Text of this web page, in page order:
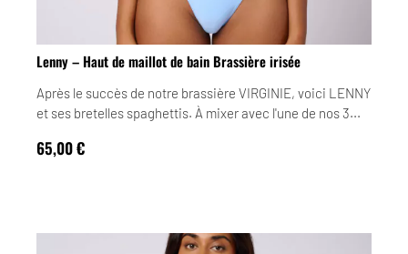
Lenny – Haut de maillot de bain Brassière irisée
Après le succès de notre brassière VIRGINIE, voici LENNY
et ses bretelles spaghettis. À mixer avec l'une de nos 3...
65,00€